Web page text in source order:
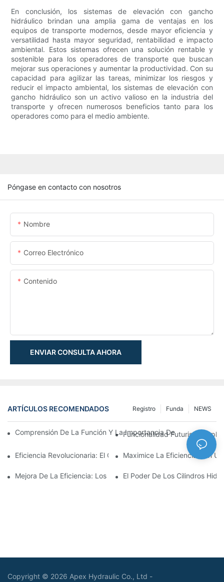
En conclusión, los sistemas de elevación con gancho
hidráulico brindan una amplia gama de ventajas en los
equipos de transporte modernos, desde mayor eficiencia y
versatilidad hasta mayor seguridad, rentabilidad e impacto
ambiental. Estos sistemas ofrecen una solución rentable y
sostenible para los operadores de transporte que buscan
mejorar sus operaciones y aumentar la productividad. Con su
capacidad para agilizar las tareas, minimizar los riesgos y
reducir el impacto ambiental, los sistemas de elevación con
gancho hidráulico son un activo valioso en la industria del
transporte y ofrecen numerosos beneficios tanto para los
operadores como para el medio ambiente.
Póngase en contacto con nosotros
Nombre
Correo Electrónico
Contenido
ENVIAR CONSULTA AHORA
ARTÍCULOS RECOMENDADOS NEWS
Funda
Registro
Comprensión De La Función Y La Importancia De Los Cilindros
Funcionalidad Futurista:
Eficiencia Revolucionaria: El Cilindro Telescópico Eléctrico
Maximice La Eficiencia Con
Mejora De La Eficiencia: Los Beneficios De Un Cilindro
El Poder De Los Cilindros
Copyright © 2026 Apex Hydraulic Co., Ltd -